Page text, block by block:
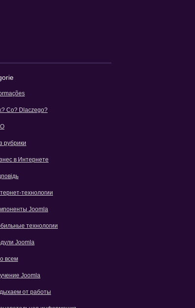
Co? Dlaczego?
рубрики
в Интернете
технологии
Joomla
технологии
Joomla
всем
Joomla
от работы